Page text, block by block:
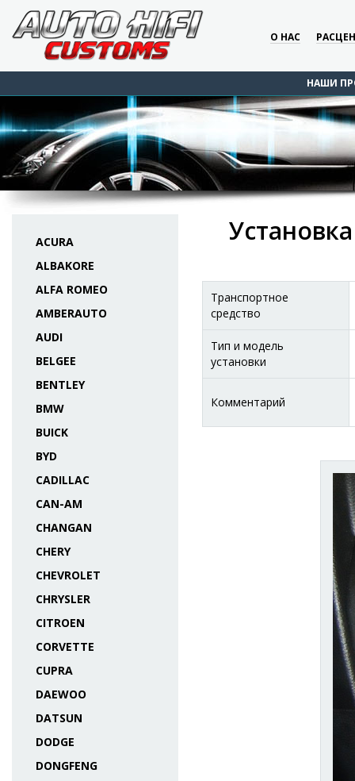
О НАС
НАШИ
ACURA
ALBAKORE
ALFA ROMEO
AMBERAUTO
AUDI
BELGEE
BENTLEY
BMW
BUICK
BYD
CADILLAC
CAN-AM
CHANGAN
CHERY
CHEVROLET
CHRYSLER
CITROEN
CORVETTE
CUPRA
DAEWOO
DATSUN
DODGE
DONGFENG
Транспортное
средство
Тип и модель
установки
Комментарий